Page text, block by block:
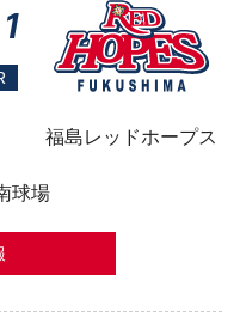
1
福島レッドホープス
球場